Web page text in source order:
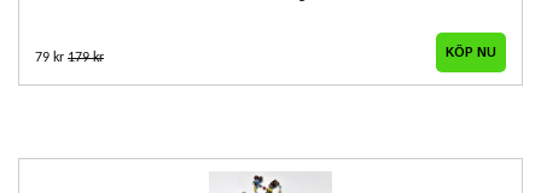
79 kr 179 kr